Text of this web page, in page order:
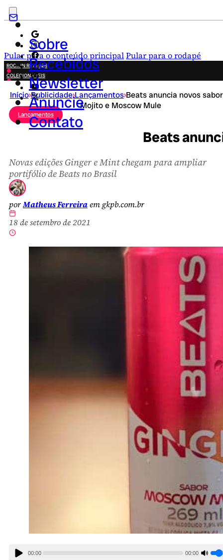
Pular para o conteúdo principalPular para o rodapé
Sobre
Recebidos
Newsletter
Anuncie
Contato
ROCK IN RIO 2026
COLECIONÁVEIS
FESTA JUNINA
NOVIDADES
CAMPANHAS CRIATIVAS
Início›Publicidade›Lançamentos›Beats anuncia novos
Mojito e Moscow Mule
Lançamentos
Beats
Novas edições Ginger e Mint chegam para ampliar
portifólio de Beats no Brasil
porMatheus Ferreiraem gkpb.com.br
18 de setembro de 2021
00:00 00:00